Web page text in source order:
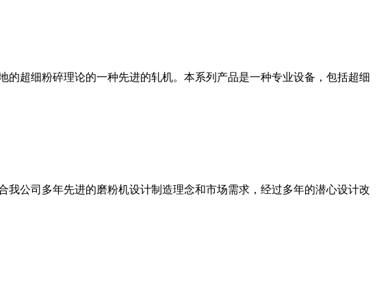
超细粉碎理论的一种先进的轧机。本系列产品是一种专业设备，包括超细
公司多年先进的磨粉机设计制造理念和市场需求，经过多年的潜心设计改